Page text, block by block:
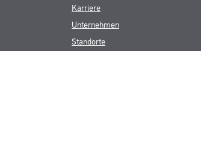
Karriere
Unternehmen
Standorte